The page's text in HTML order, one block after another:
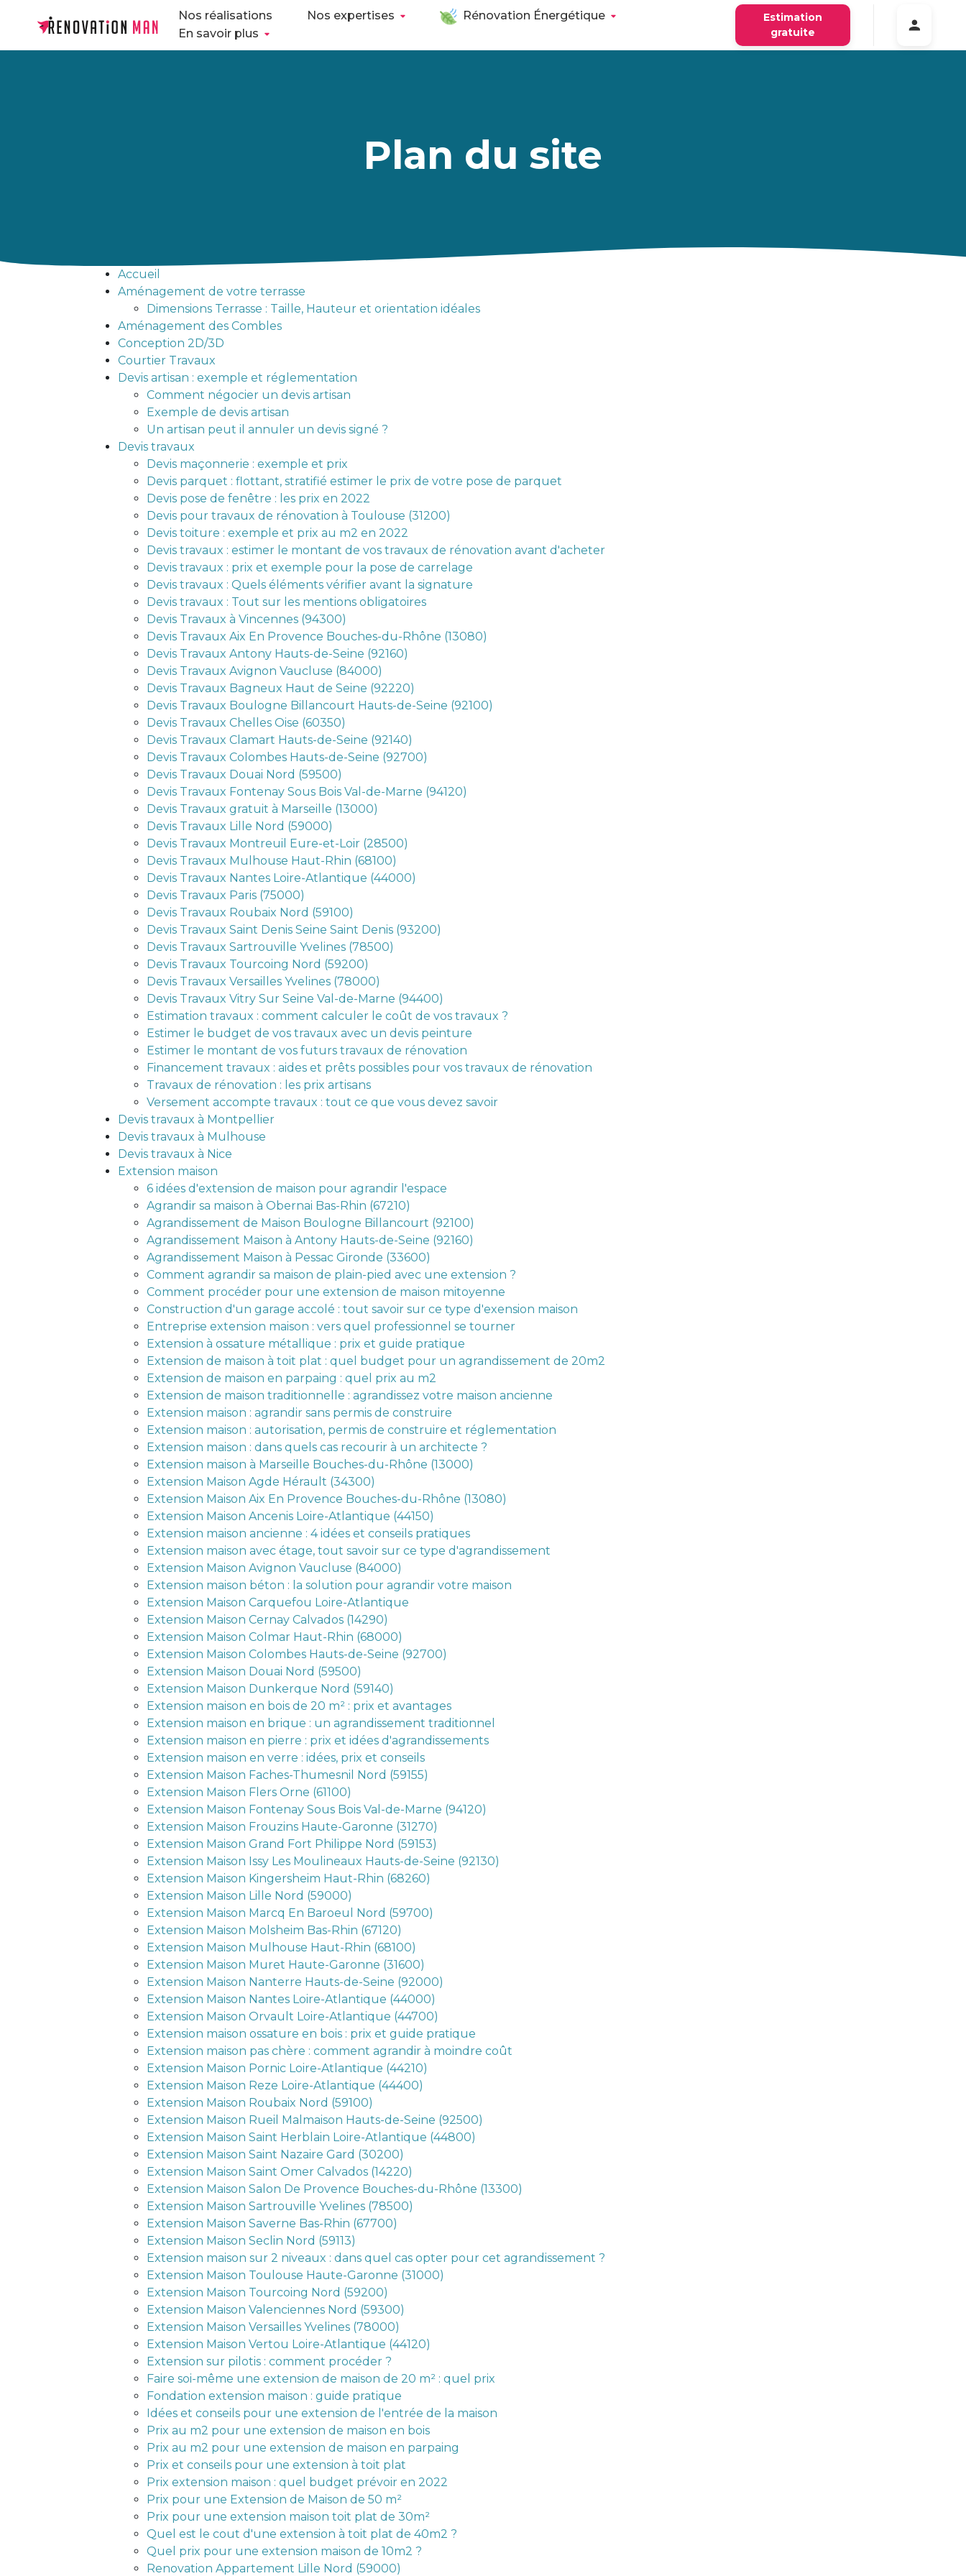
Nos réalisations Nos expertises
Rénovation Énergétique
En savoir plus
Estimation
gratuite
Plan du site
Accueil
Aménagement de votre terrasse
Dimensions Terrasse : Taille, Hauteur et orientation idéales
Aménagement des Combles
Conception 2D/3D
Courtier Travaux
Devis artisan : exemple et réglementation
Comment négocier un devis artisan
Exemple de devis artisan
Un artisan peut il annuler un devis signé ?
Devis travaux
Devis maçonnerie : exemple et prix
Devis parquet : flottant, stratifié estimer le prix de votre pose de parquet
Devis pose de fenêtre : les prix en 2022
Devis pour travaux de rénovation à Toulouse (31200)
Devis toiture : exemple et prix au m2 en 2022
Devis travaux : estimer le montant de vos travaux de rénovation avant d'acheter
Devis travaux : prix et exemple pour la pose de carrelage
Devis travaux : Quels éléments vérifier avant la signature
Devis travaux : Tout sur les mentions obligatoires
Devis Travaux à Vincennes (94300)
Devis Travaux Aix En Provence Bouches-du-Rhône (13080)
Devis Travaux Antony Hauts-de-Seine (92160)
Devis Travaux Avignon Vaucluse (84000)
Devis Travaux Bagneux Haut de Seine (92220)
Devis Travaux Boulogne Billancourt Hauts-de-Seine (92100)
Devis Travaux Chelles Oise (60350)
Devis Travaux Clamart Hauts-de-Seine (92140)
Devis Travaux Colombes Hauts-de-Seine (92700)
Devis Travaux Douai Nord (59500)
Devis Travaux Fontenay Sous Bois Val-de-Marne (94120)
Devis Travaux gratuit à Marseille (13000)
Devis Travaux Lille Nord (59000)
Devis Travaux Montreuil Eure-et-Loir (28500)
Devis Travaux Mulhouse Haut-Rhin (68100)
Devis Travaux Nantes Loire-Atlantique (44000)
Devis Travaux Paris (75000)
Devis Travaux Roubaix Nord (59100)
Devis Travaux Saint Denis Seine Saint Denis (93200)
Devis Travaux Sartrouville Yvelines (78500)
Devis Travaux Tourcoing Nord (59200)
Devis Travaux Versailles Yvelines (78000)
Devis Travaux Vitry Sur Seine Val-de-Marne (94400)
Estimation travaux : comment calculer le coût de vos travaux ?
Estimer le budget de vos travaux avec un devis peinture
Estimer le montant de vos futurs travaux de rénovation
Financement travaux : aides et prêts possibles pour vos travaux de rénovation
Travaux de rénovation : les prix artisans
Versement accompte travaux : tout ce que vous devez savoir
Devis travaux à Montpellier
Devis travaux à Mulhouse
Devis travaux à Nice
Extension maison
6 idées d'extension de maison pour agrandir l'espace
Agrandir sa maison à Obernai Bas-Rhin (67210)
Agrandissement de Maison Boulogne Billancourt (92100)
Agrandissement Maison à Antony Hauts-de-Seine (92160)
Agrandissement Maison à Pessac Gironde (33600)
Comment agrandir sa maison de plain-pied avec une extension ?
Comment procéder pour une extension de maison mitoyenne
Construction d'un garage accolé : tout savoir sur ce type d'exension maison
Entreprise extension maison : vers quel professionnel se tourner
Extension à ossature métallique : prix et guide pratique
Extension de maison à toit plat : quel budget pour un agrandissement de 20m2
Extension de maison en parpaing : quel prix au m2
Extension de maison traditionnelle : agrandissez votre maison ancienne
Extension maison : agrandir sans permis de construire
Extension maison : autorisation, permis de construire et réglementation
Extension maison : dans quels cas recourir à un architecte ?
Extension maison à Marseille Bouches-du-Rhône (13000)
Extension Maison Agde Hérault (34300)
Extension Maison Aix En Provence Bouches-du-Rhône (13080)
Extension Maison Ancenis Loire-Atlantique (44150)
Extension maison ancienne : 4 idées et conseils pratiques
Extension maison avec étage, tout savoir sur ce type d'agrandissement
Extension Maison Avignon Vaucluse (84000)
Extension maison béton : la solution pour agrandir votre maison
Extension Maison Carquefou Loire-Atlantique
Extension Maison Cernay Calvados (14290)
Extension Maison Colmar Haut-Rhin (68000)
Extension Maison Colombes Hauts-de-Seine (92700)
Extension Maison Douai Nord (59500)
Extension Maison Dunkerque Nord (59140)
Extension maison en bois de 20 m² : prix et avantages
Extension maison en brique : un agrandissement traditionnel
Extension maison en pierre : prix et idées d'agrandissements
Extension maison en verre : idées, prix et conseils
Extension Maison Faches-Thumesnil Nord (59155)
Extension Maison Flers Orne (61100)
Extension Maison Fontenay Sous Bois Val-de-Marne (94120)
Extension Maison Frouzins Haute-Garonne (31270)
Extension Maison Grand Fort Philippe Nord (59153)
Extension Maison Issy Les Moulineaux Hauts-de-Seine (92130)
Extension Maison Kingersheim Haut-Rhin (68260)
Extension Maison Lille Nord (59000)
Extension Maison Marcq En Baroeul Nord (59700)
Extension Maison Molsheim Bas-Rhin (67120)
Extension Maison Mulhouse Haut-Rhin (68100)
Extension Maison Muret Haute-Garonne (31600)
Extension Maison Nanterre Hauts-de-Seine (92000)
Extension Maison Nantes Loire-Atlantique (44000)
Extension Maison Orvault Loire-Atlantique (44700)
Extension maison ossature en bois : prix et guide pratique
Extension maison pas chère : comment agrandir à moindre coût
Extension Maison Pornic Loire-Atlantique (44210)
Extension Maison Reze Loire-Atlantique (44400)
Extension Maison Roubaix Nord (59100)
Extension Maison Rueil Malmaison Hauts-de-Seine (92500)
Extension Maison Saint Herblain Loire-Atlantique (44800)
Extension Maison Saint Nazaire Gard (30200)
Extension Maison Saint Omer Calvados (14220)
Extension Maison Salon De Provence Bouches-du-Rhône (13300)
Extension Maison Sartrouville Yvelines (78500)
Extension Maison Saverne Bas-Rhin (67700)
Extension Maison Seclin Nord (59113)
Extension maison sur 2 niveaux : dans quel cas opter pour cet agrandissement ?
Extension Maison Toulouse Haute-Garonne (31000)
Extension Maison Tourcoing Nord (59200)
Extension Maison Valenciennes Nord (59300)
Extension Maison Versailles Yvelines (78000)
Extension Maison Vertou Loire-Atlantique (44120)
Extension sur pilotis : comment procéder ?
Faire soi-même une extension de maison de 20 m² : quel prix
Fondation extension maison : guide pratique
Idées et conseils pour une extension de l'entrée de la maison
Prix au m2 pour une extension de maison en bois
Prix au m2 pour une extension de maison en parpaing
Prix et conseils pour une extension à toit plat
Prix extension maison : quel budget prévoir en 2022
Prix pour une Extension de Maison de 50 m²
Prix pour une extension maison toit plat de 30m²
Quel est le cout d'une extension à toit plat de 40m2 ?
Quel prix pour une extension maison de 10m2 ?
Renovation Appartement Lille Nord (59000)